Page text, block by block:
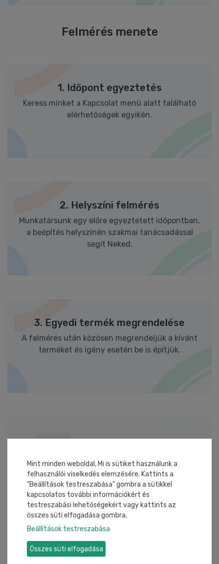
Felmérés menete
1. Időpont egyeztetés
Keress minket a Kapcsolat menü alatt található
elérhetőségek egyikén.
2. Helyszíni felmérés
Munkatársunk egy előre egyeztetett időpontban,
a beépítés helyszínén szakmai tanácsadással
segít Neked.
3. Egyedi termék megrendelése
A felmérés után közösen megrendeljük a kívánt
terméket és igény esetén be is építjük.
Float, tükör, katedrál, savmart, savmart mintás,
ragasztott biztonsági üveg, hőálló, hőszigetelt,
anyagában színezett parsol, drótüveg, LOW-E
bevonatos üveg
Mikor keress minket?
beltérre (lépcső vagy akár erkély)
Mint minden weboldal, Mi is sütiket használunk a
felhasználói viselkedés elemzésére. Kattints a
"Beállítások testreszabása" gombra a sütikkel
kapcsolatos további információkért és
testreszabási lehetőségekért vagy kattints az
összes süti elfogadása gombra.
Beállítások testreszabása
Összes süti elfogadása